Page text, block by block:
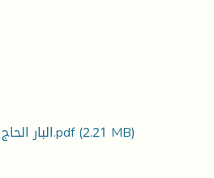
البار الحاج ..بن حليمة محمد النهائية.pdf(2.21 MB)